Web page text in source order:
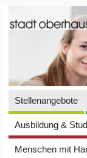
Stellenangebote
Ausbildung &
Menschen mit